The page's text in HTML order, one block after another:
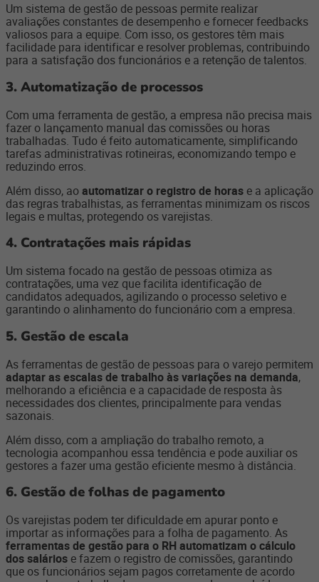
Um sistema de gestão de pessoas permite realizar
avaliações constantes de desempenho e fornecer feedbacks
valiosos para a equipe. Com isso, os gestores têm mais
facilidade para identificar e resolver problemas, contribuindo
para a satisfação dos funcionários e a retenção de talentos.
3. Automatização de processos
Com uma ferramenta de gestão, a empresa não precisa mais
fazer o lançamento manual das comissões ou horas
trabalhadas. Tudo é feito automaticamente, simplificando
tarefas administrativas rotineiras, economizando tempo e
reduzindo erros.
Além disso, aoautomatizar o registro de horas e a aplicação
das regras trabalhistas, as ferramentas minimizam os riscos
legais e multas, protegendo os varejistas.
4. Contratações mais rápidas
Um sistema focado na gestão de pessoas otimiza as
contratações, uma vez que facilita identificação de
candidatos adequados, agilizando o processo seletivo e
garantindo o alinhamento do funcionário com a empresa.
5. Gestão de escala
As ferramentas de gestão de pessoas para o varejo permitem
adaptar as escalas de trabalho às variações na demanda,
melhorando a eficiência e a capacidade de resposta às
necessidades dos clientes, principalmente para vendas
sazonais.
Além disso, com a ampliação do trabalho remoto, a
tecnologia acompanhou essa tendência e pode auxiliar os
gestores a fazer uma gestão eficiente mesmo à distância.
6. Gestão de folhas de pagamento
Os varejistas podem ter dificuldade em apurar ponto e
importar as informações para a folha de pagamento. As
ferramentas de gestão para o RH automatizam o cálculo
dos salários e fazem o registro de comissões, garantindo
que os funcionários sejam pagos corretamente de acordo